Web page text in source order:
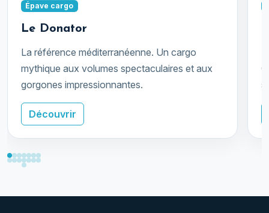
Épave cargo
Le Donator
La référence méditerranéenne. Un cargo
mythique aux volumes spectaculaires et aux
gorgones impressionnantes.
Découvrir